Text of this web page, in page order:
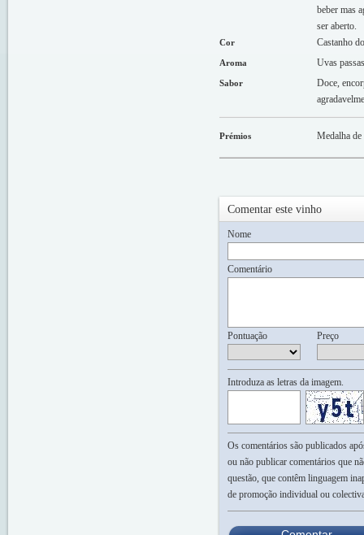
beber mas
ser aberto.
Cor Castanho
Aroma Uvas
Sabor
Doce,
Prémios Medalha
Comentar este vinho
Nome
Comentário
Pontuação Preço
Introduza as letras da imagem.
Os comentários são publicados
ou não publicar comentários que
questão, que contêm linguagem
de promoção individual ou